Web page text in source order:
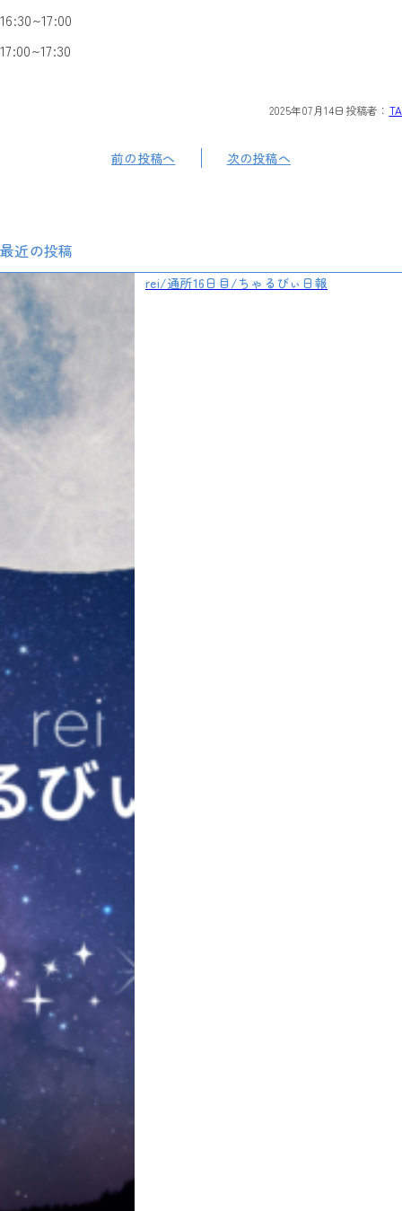
16:30~17:00
17:00~17:30
2025年07月14日 投稿者： TA
前の投稿へ 次の投稿へ
最近の投稿
rei/通所16日目/ちゃるびぃ日報